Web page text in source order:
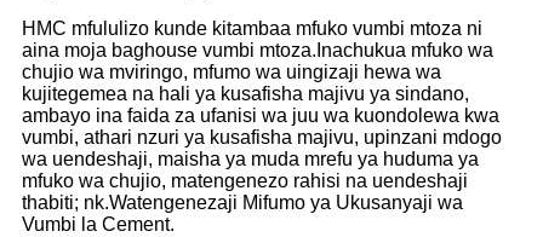
HMC mfululizo kunde kitambaa mfuko vumbi mtoza ni
aina moja baghouse vumbi mtoza.Inachukua mfuko wa
chujio wa mviringo, mfumo wa uingizaji hewa wa
kujitegemea na hali ya kusafisha majivu ya sindano,
ambayo ina faida za ufanisi wa juu wa kuondolewa kwa
vumbi, athari nzuri ya kusafisha majivu, upinzani mdogo
wa uendeshaji, maisha ya muda mrefu ya huduma ya
mfuko wa chujio, matengenezo rahisi na uendeshaji
thabiti; nk.Watengenezaji Mifumo ya Ukusanyaji wa
Vumbi la Cement.